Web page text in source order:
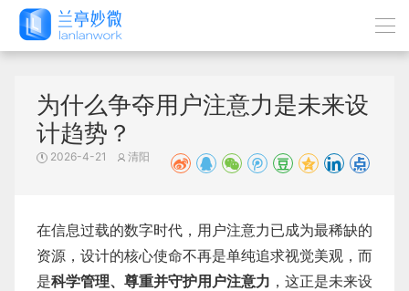
为什么争夺用户注意力是未来设
计趋势？
2026-4-21 清阳
在信息过载的数字时代，用户注意力已成为最稀缺的
资源，设计的核心使命不再是单纯追求视觉美观，而
是科学管理、尊重并守护用户注意力 ，这正是未来设